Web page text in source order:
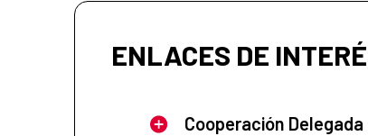
ENLACES DE
Cooperación Delegada